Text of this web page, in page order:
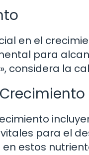
en el
para
considera la
para el
estos